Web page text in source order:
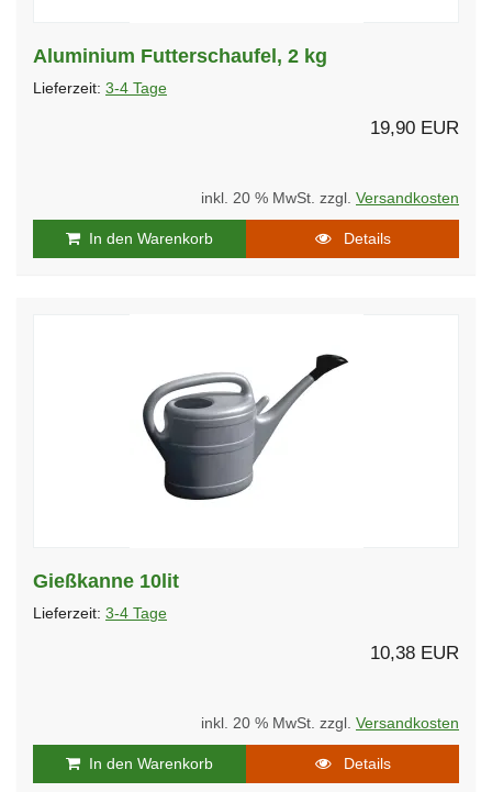
Aluminium Futterschaufel, 2 kg
Lieferzeit: 3-4 Tage
19,90 EUR
inkl. 20 % MwSt. zzgl. Versandkosten
In den Warenkorb Details
Gießkanne 10lit
Lieferzeit: 3-4 Tage
10,38 EUR
inkl. 20 % MwSt. zzgl. Versandkosten
In den Warenkorb Details